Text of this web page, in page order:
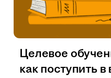
Целевое
как поступить в